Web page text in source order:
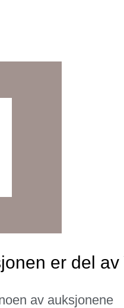
er del av
av auksjonene